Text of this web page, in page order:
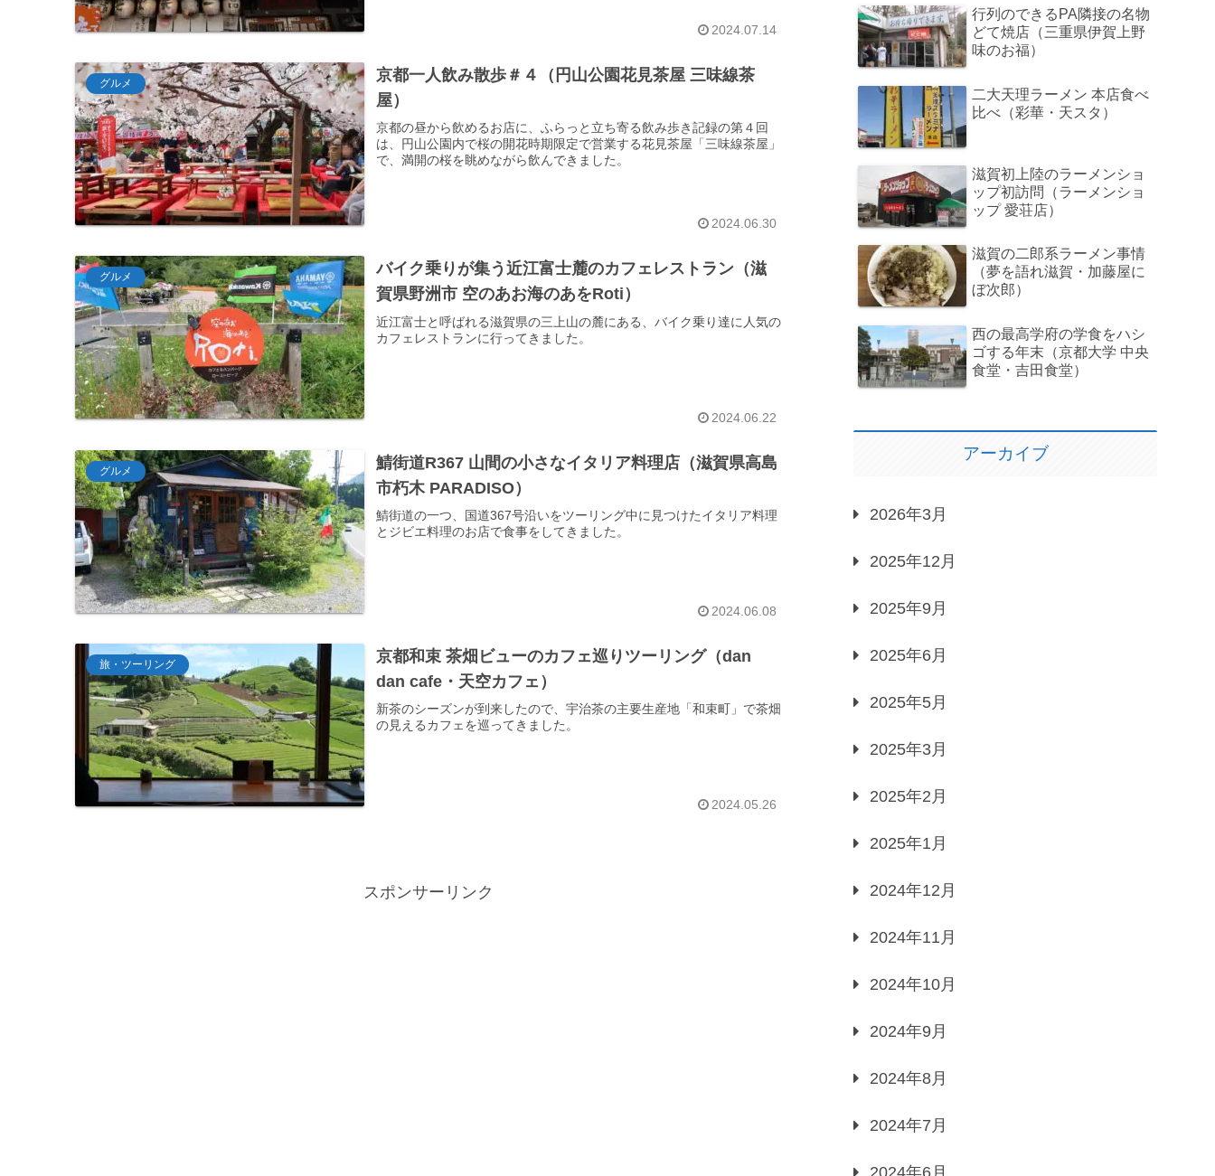
2024.07.14
グルメ
京都一人飲み散歩＃４（円山公園花見茶屋 三味線茶
屋）
京都の昼から飲めるお店に、ふらっと立ち寄る飲み歩き記録の第４回
は、円山公園内で桜の開花時期限定で営業する花見茶屋「三味線茶屋」
で、満開の桜を眺めながら飲んできました。
2024.06.30
グルメ
バイク乗りが集う近江富士麓のカフェレストラン（滋
賀県野洲市 空のあお海のあをRoti）
近江富士と呼ばれる滋賀県の三上山の麓にある、バイク乗り達に人気の
カフェレストランに行ってきました。
2024.06.22
グルメ
鯖街道R367 山間の小さなイタリア料理店（滋賀県高島
市朽木 PARADISO）
鯖街道の一つ、国道367号沿いをツーリング中に見つけたイタリア料理
とジビエ料理のお店で食事をしてきました。
2024.06.08
旅・ツーリング
京都和束 茶畑ビューのカフェ巡りツーリング（dan
dan cafe・天空カフェ）
新茶のシーズンが到来したので、宇治茶の主要生産地「和束町」で茶畑
の見えるカフェを巡ってきました。
2024.05.26
スポンサーリンク
行列のできるPA隣接の名物
どて焼店（三重県伊賀上野
味のお福）
二大天理ラーメン 本店食べ
比べ（彩華・天スタ）
滋賀初上陸のラーメンショ
ップ初訪問（ラーメンショ
ップ 愛荘店）
滋賀の二郎系ラーメン事情
（夢を語れ滋賀・加藤屋に
ぼ次郎）
西の最高学府の学食をハシ
ゴする年末（京都大学 中央
食堂・吉田食堂）
アーカイブ
2026年3月
2025年12月
2025年9月
2025年6月
2025年5月
2025年3月
2025年2月
2025年1月
2024年12月
2024年11月
2024年10月
2024年9月
2024年8月
2024年7月
2024年6月